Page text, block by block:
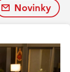
Novinky